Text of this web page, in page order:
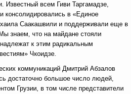
Известный всем Гиви Таргамадзе,
консолидировались в «Единое
Саакашвили и поддерживали еще в
знаем, что на майдане стояли
к этим радикальным
Чкоидзе.
коммуникаций Дмитрий Абзалов
достаточно большое число людей,
Грузии, в том числе представители